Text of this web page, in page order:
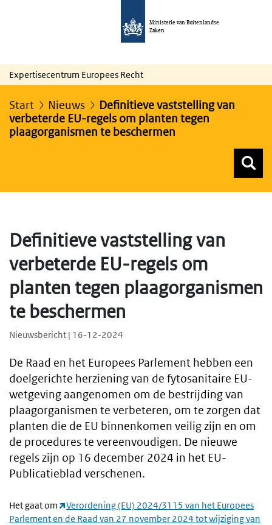
Ministerie van Buitenlandse
Zaken
Expertisecentrum Europees Recht
Start Nieuws
Definitieve vaststelling van
verbeterde EU-regels om planten tegen
plaagorganismen te beschermen
Definitieve vaststelling van
verbeterde EU-regels om
planten tegen plaagorganismen
te beschermen
Nieuwsbericht | 16-12-2024
De Raad en het Europees Parlement hebben een
doelgerichte herziening van de fytosanitaire EU-
wetgeving aangenomen om de bestrijding van
plaagorganismen te verbeteren, om te zorgen dat
planten die de EU binnenkomen veilig zijn en om
de procedures te vereenvoudigen. De nieuwe
regels zijn op 16 december 2024 in het EU-
Publicatieblad verschenen.
Het gaat om
Verordening (EU) 2024/3115 van het Europees
Parlement en de Raad van 27 november 2024 tot wijziging van